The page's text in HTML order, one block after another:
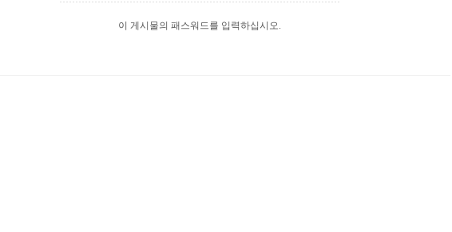
이 게시물의 패스워드를 입력하십시오.